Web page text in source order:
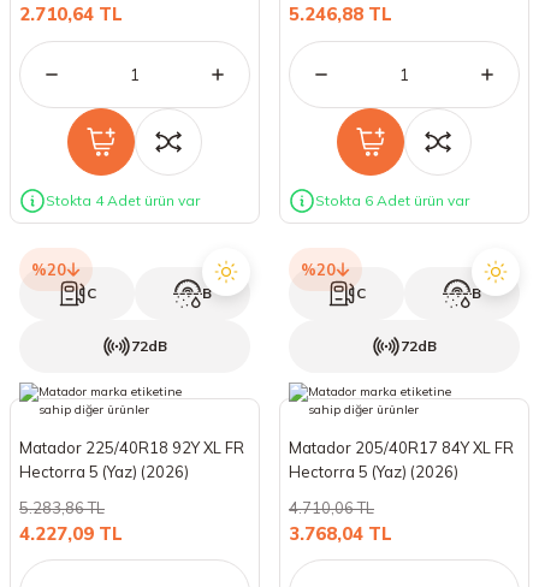
2.710,64 TL
Stokta 4 Adet ürün var
5.246,88 TL
Stokta 6 Adet ürün var
%20
C B
72dB
Matador 225/40R18 92Y XL FR
Hectorra 5 (Yaz) (2026)
4.227,09 TL
5.283,86 TL
%20
C B
72dB
Matador 205/40R17 84Y XL FR
Hectorra 5 (Yaz) (2026)
3.768,04 TL
4.710,06 TL